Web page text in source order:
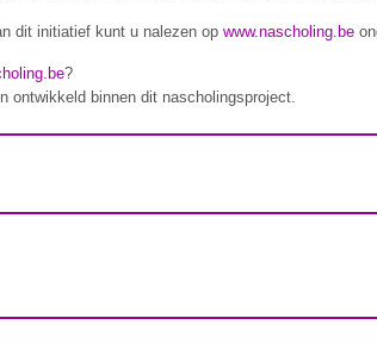
dit initiatief kunt u nalezen opwww.nascholing.be
?
ontwikkeld binnen dit nascholingsproject.